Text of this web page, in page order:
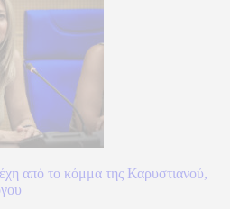
από το κόμμα της Καρυστιανού,